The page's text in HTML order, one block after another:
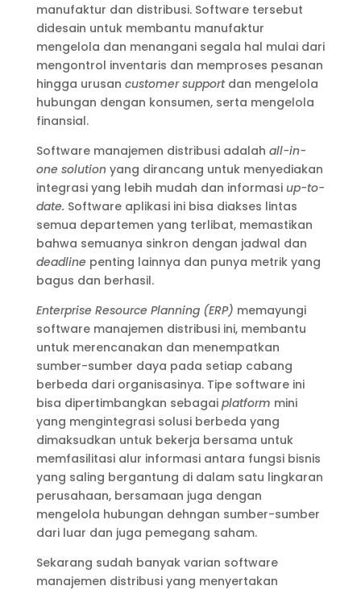
manufaktur dan distribusi. Software tersebut
didesain untuk membantu manufaktur
mengelola dan menangani segala hal mulai dari
mengontrol inventaris dan memproses pesanan
hingga urusan customer supportdan mengelola
hubungan dengan konsumen, serta mengelola
finansial.
Software manajemen distribusi adalah all-in-
one solutionyang dirancang untuk menyediakan
integrasi yang lebih mudah dan informasi up-to-
date. Software aplikasi ini bisa diakses lintas
semua departemen yang terlibat, memastikan
bahwa semuanya sinkron dengan jadwal dan
deadline penting lainnya dan punya metrik yang
bagus dan berhasil.
Enterprise Resource Planning (ERP) memayungi
software manajemen distribusi ini, membantu
untuk merencanakan dan menempatkan
sumber-sumber daya pada setiap cabang
berbeda dari organisasinya. Tipe software ini
bisa dipertimbangkan sebagai platform mini
yang mengintegrasi solusi berbeda yang
dimaksudkan untuk bekerja bersama untuk
memfasilitasi alur informasi antara fungsi bisnis
yang saling bergantung di dalam satu lingkaran
perusahaan, bersamaan juga dengan
mengelola hubungan dehngan sumber-sumber
dari luar dan juga pemegang saham.
Sekarang sudah banyak varian software
manajemen distribusi yang menyertakan